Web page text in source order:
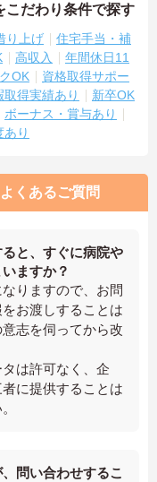
こだわり条件で探す
り上げ
住宅手当・補
高収入
年間休日11
OK
資格取得サポー
得実績あり
新卒OK
ボーナス・賞与あり
り
くあるご質問
と、すぐに病院や
ますか？
りますので、お問
お渡しすることは
志を伺ってから改
は許可なく、企
に提供することは
問い合わせするこ